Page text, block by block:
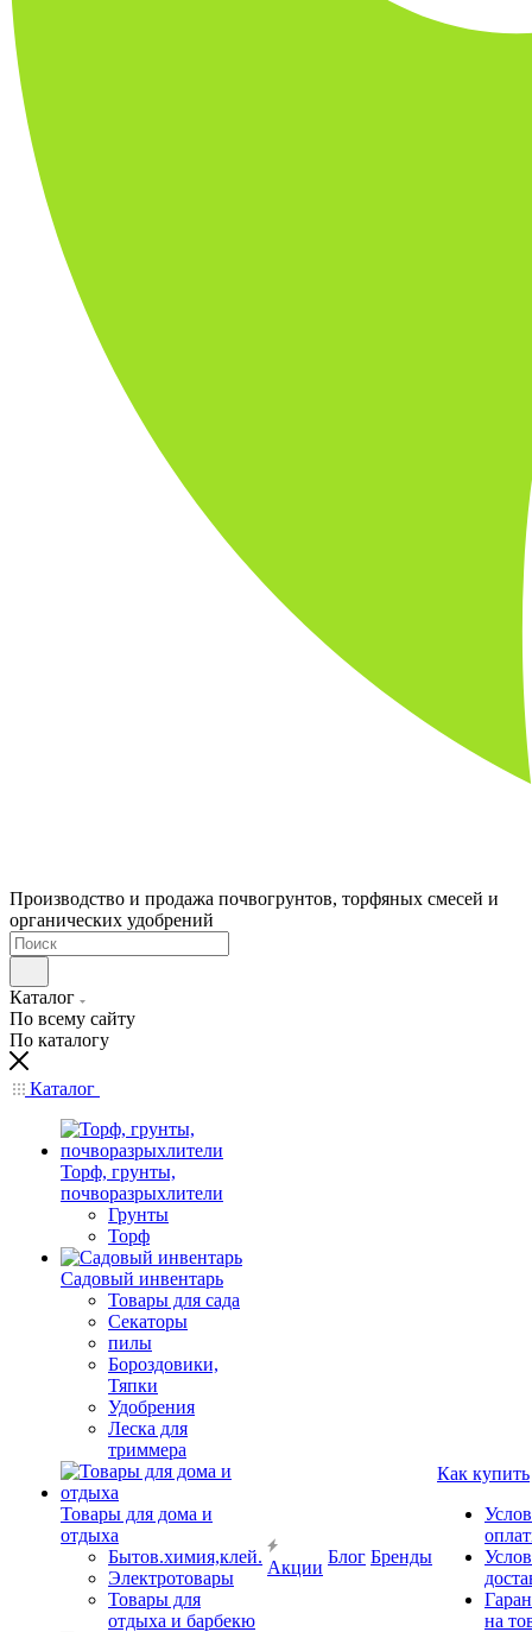
Производство и продажа почвогрунтов, торфяных смесей и
органических удобрений
Каталог
По всему сайту
По каталогу
Каталог
Торф, грунты,
почворазрыхлители
Грунты
Торф
Садовый инвентарь
Товары для сада
Секаторы
пилы
Бороздовики,
Тяпки
Удобрения
Леска для
триммера
Товары для дома и
отдыха
Бытов.химия,клей.
Электротовары
Товары для
отдыха и барбекю
Акции
Блог Бренды
Как купить
на